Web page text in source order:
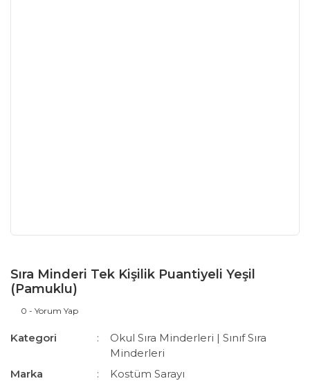
Sıra Minderi Tek Kişilik Puantiyeli Yeşil
(Pamuklu)
0 - Yorum Yap
Kategori
Okul Sıra Minderleri | Sınıf Sıra
Minderleri
Marka
Kostüm Sarayı